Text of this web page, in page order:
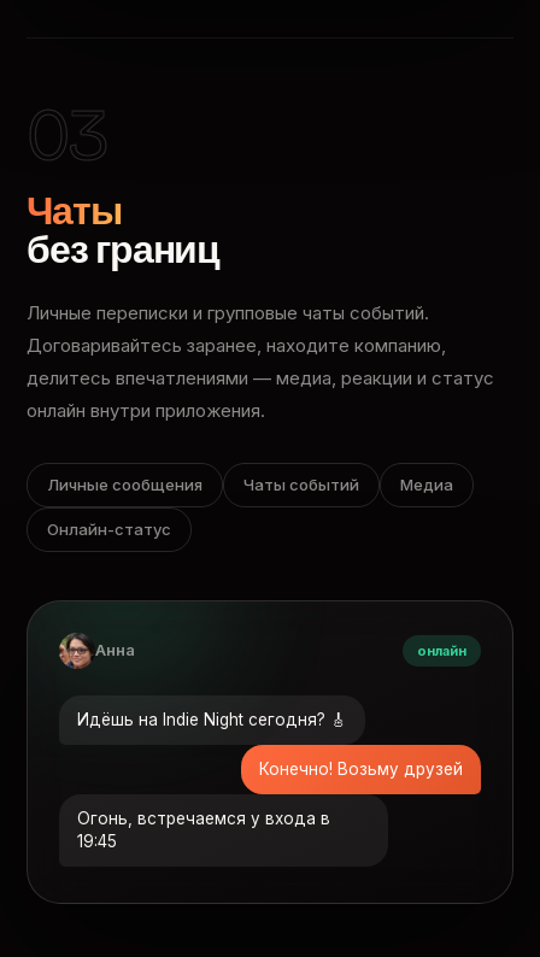
03
Чаты
без границ
Личные переписки и групповые чаты событий.
Договаривайтесь заранее, находите компанию,
делитесь впечатлениями — медиа, реакции и статус
онлайн внутри приложения.
Личные сообщения Чаты событий Медиа
Онлайн-статус
Анна онлайн
Идёшь на Indie Night сегодня? 🎸
Конечно! Возьму друзей
Огонь, встречаемся у входа в
19:45